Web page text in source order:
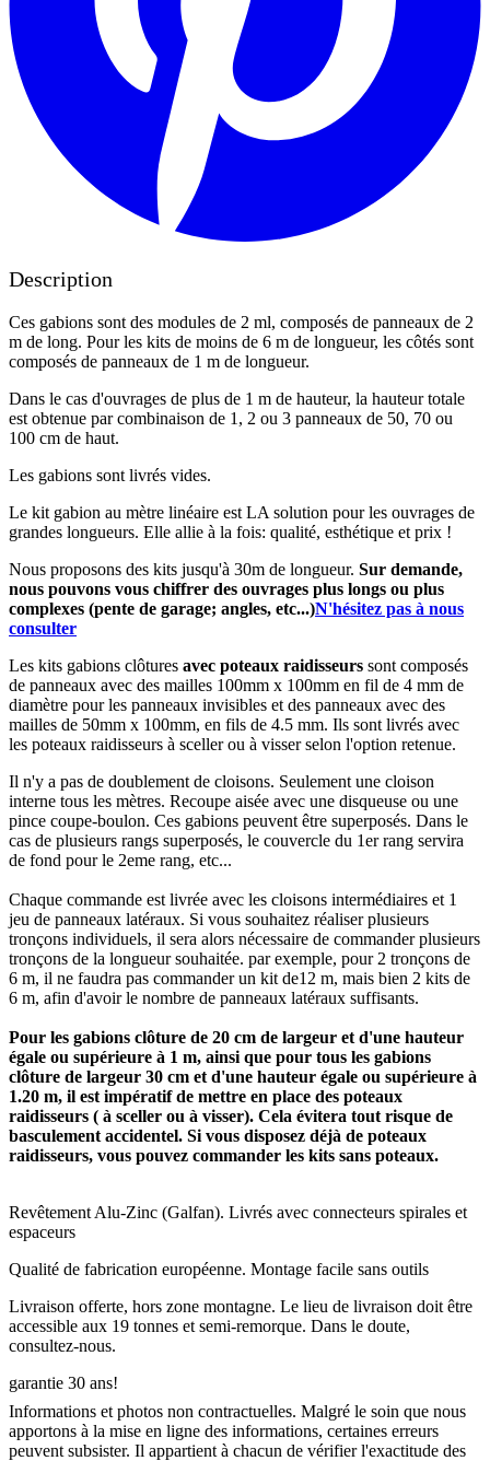
Description
Ces gabions sont des modules de 2 ml, composés de panneaux de 2
m de long. Pour les kits de moins de 6 m de longueur, les côtés sont
composés de panneaux de 1 m de longueur.
Dans le cas d'ouvrages de plus de 1 m de hauteur, la hauteur totale
est obtenue par combinaison de 1, 2 ou 3 panneaux de 50, 70 ou
100 cm de haut.
Les gabions sont livrés vides.
Le kit gabion au mètre linéaire est LA solution pour les ouvrages de
grandes longueurs. Elle allie à la fois: qualité, esthétique et prix !
Nous proposons des kits jusqu'à 30m de longueur. Sur demande,
nous pouvons vous chiffrer des ouvrages plus longs ou plus
complexes (pente de garage; angles, etc...)N'hésitez pas à nous
consulter
Les kits gabions clôtures avec poteaux raidisseurs sont composés
de panneaux avec des mailles 100mm x 100mm en fil de 4 mm de
diamètre pour les panneaux invisibles et des panneaux avec des
mailles de 50mm x 100mm, en fils de 4.5 mm. Ils sont livrés avec
les poteaux raidisseurs à sceller ou à visser selon l'option retenue.
Il n'y a pas de doublement de cloisons. Seulement une cloison
interne tous les mètres. Recoupe aisée avec une disqueuse ou une
pince coupe-boulon. Ces gabions peuvent être superposés. Dans le
cas de plusieurs rangs superposés, le couvercle du 1er rang servira
de fond pour le 2eme rang, etc...
Chaque commande est livrée avec les cloisons intermédiaires et 1
jeu de panneaux latéraux. Si vous souhaitez réaliser plusieurs
tronçons individuels, il sera alors nécessaire de commander plusieurs
tronçons de la longueur souhaitée. par exemple, pour 2 tronçons de
6 m, il ne faudra pas commander un kit de12 m, mais bien 2 kits de
6 m, afin d'avoir le nombre de panneaux latéraux suffisants.
Pour les gabions clôture de 20 cm de largeur et d'une hauteur
égale ou supérieure à 1 m, ainsi que pour tous les gabions
clôture de largeur 30 cm et d'une hauteur égale ou supérieure à
1.20 m, il est impératif de mettre en place des poteaux
raidisseurs ( à sceller ou à visser). Cela évitera tout risque de
basculement accidentel. Si vous disposez déjà de poteaux
raidisseurs, vous pouvez commander les kits sans poteaux.
Revêtement Alu-Zinc (Galfan). Livrés avec connecteurs spirales et
espaceurs
Qualité de fabrication européenne. Montage facile sans outils
Livraison offerte, hors zone montagne. Le lieu de livraison doit être
accessible aux 19 tonnes et semi-remorque. Dans le doute,
consultez-nous.
garantie 30 ans!
Informations et photos non contractuelles. Malgré le soin que nous
apportons à la mise en ligne des informations, certaines erreurs
peuvent subsister. Il appartient à chacun de vérifier l'exactitude des